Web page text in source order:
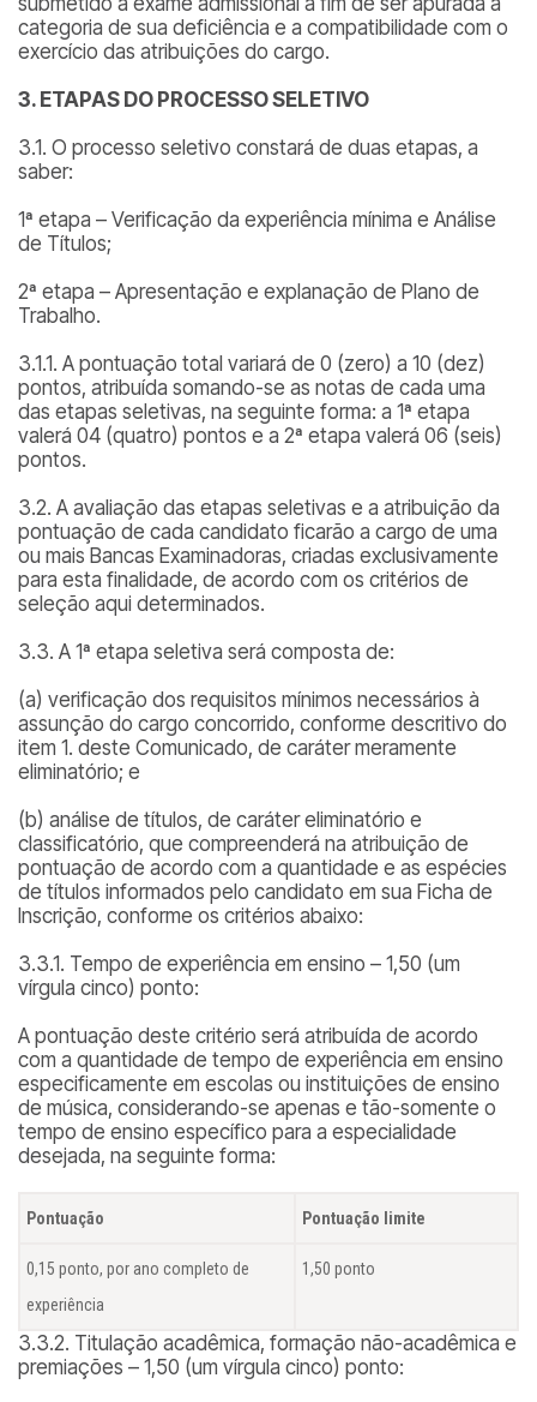
categoria de sua deficiência e a compatibilidade com o
exercício das atribuições do cargo.
3. ETAPAS DO PROCESSO SELETIVO
3.1. O processo seletivo constará de duas etapas, a
saber:
1ª etapa – Verificação da experiência mínima e Análise
de Títulos;
2ª etapa – Apresentação e explanação de Plano de
Trabalho.
3.1.1. A pontuação total variará de 0 (zero) a 10 (dez)
pontos, atribuída somando-se as notas de cada uma
das etapas seletivas, na seguinte forma: a 1ª etapa
valerá 04 (quatro) pontos e a 2ª etapa valerá 06 (seis)
pontos.
3.2. A avaliação das etapas seletivas e a atribuição da
pontuação de cada candidato ficarão a cargo de uma
ou mais Bancas Examinadoras, criadas exclusivamente
para esta finalidade, de acordo com os critérios de
seleção aqui determinados.
3.3. A 1ª etapa seletiva será composta de:
(a) verificação dos requisitos mínimos necessários à
assunção do cargo concorrido, conforme descritivo do
item 1. deste Comunicado, de caráter meramente
eliminatório; e
(b) análise de títulos, de caráter eliminatório e
classificatório, que compreenderá na atribuição de
pontuação de acordo com a quantidade e as espécies
de títulos informados pelo candidato em sua Ficha de
Inscrição, conforme os critérios abaixo:
3.3.1. Tempo de experiência em ensino – 1,50 (um
vírgula cinco) ponto:
A pontuação deste critério será atribuída de acordo
com a quantidade de tempo de experiência em ensino
especificamente em escolas ou instituições de ensino
de música, considerando-se apenas e tão-somente o
tempo de ensino específico para a especialidade
desejada, na seguinte forma:
Pontuação Pontuação limite
0,15 ponto, por ano completo de
experiência
1,50 ponto
3.3.2. Titulação acadêmica, formação não-acadêmica e
premiações – 1,50 (um vírgula cinco) ponto: